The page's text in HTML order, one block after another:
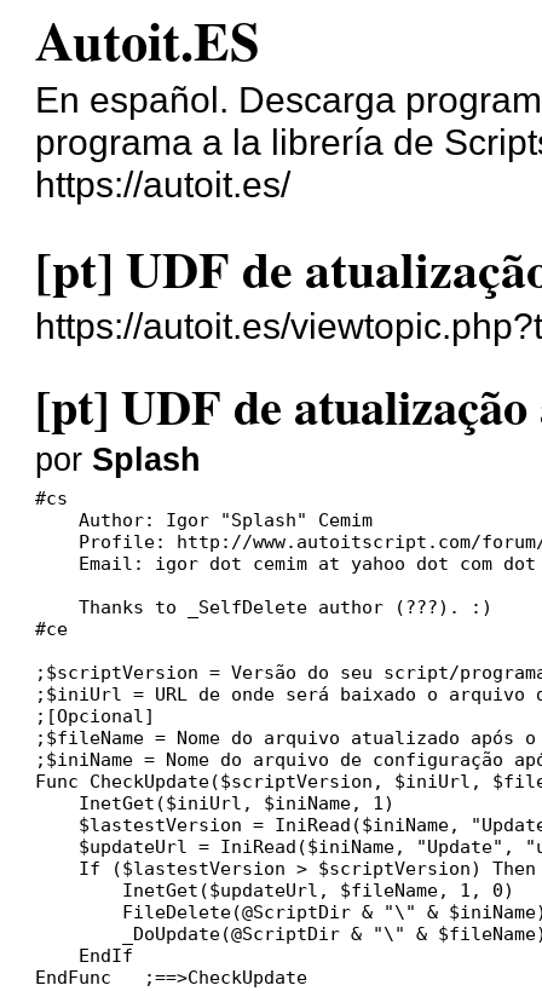
Autoit.ES
En español. Descarga
programa a la librería de
https://autoit.es/
[pt] UDF de
https://autoit.es/
[pt] UDF de
por Splash
#cs
    Author: Igor "Splash" Cemim
Profile: http://www.autoitscript.com/
Email: igor dot cemim at yahoo dot com dot
    Thanks to _SelfDelete author (???). :)
#ce
;$scriptVersion = Versão do seu script/
;$iniUrl = URL de onde será baixado o arquivo
;[Opcional]
;$fileName = Nome do arquivo atualizado após o
;$iniName = Nome do arquivo de configuração
Func CheckUpdate($scriptVersion, $iniUrl,
    InetGet($iniUrl, $iniName, 1)
$lastestVersion = IniRead($iniName,
$updateUrl = IniRead($iniName, "Update",
    If ($lastestVersion > $scriptVersion) Then
        InetGet($updateUrl, $fileName, 1, 0)
FileDelete(@ScriptDir & "\" &
_DoUpdate(@ScriptDir & "\" &
    EndIf
EndFunc   ;==>CheckUpdate